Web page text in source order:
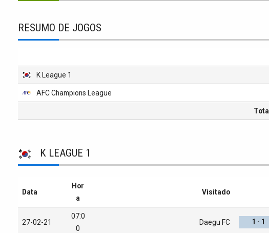
RESUMO DE JOGOS
K League 1
AFC Champions League
Total
K LEAGUE 1
Data
Hor
a
Visitado
27-02-21
07:0
0
Daegu FC 1 - 1